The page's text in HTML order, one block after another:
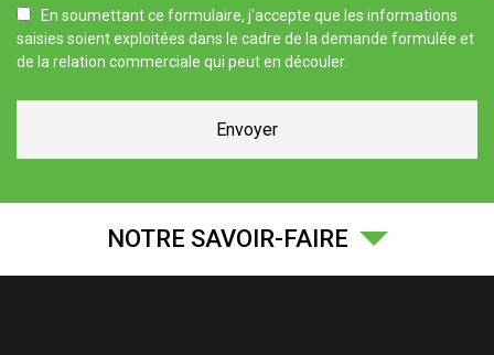
En soumettant ce formulaire, j'accepte que les informations
saisies soient exploitées dans le cadre de la demande formulée et
de la relation commerciale qui peut en découler.
NOTRE SAVOIR-FAIRE